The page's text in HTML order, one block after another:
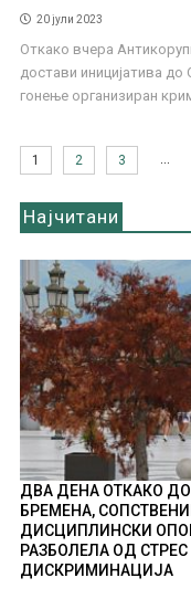
20 јули 2023
Откако вчера
достави иницијатива
гонење организиран
1 2 3
Најчитани
ДВА ДЕНА ОТКАКО
БРЕМЕНА,
ДИСЦИПЛИНСКИ
РАЗБОЛЕЛА ОД
ДИСКРИМИНАЦИЈА